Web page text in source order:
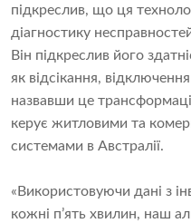
підкреслив, що ця
діагностику
Він підкреслив його
як відсікання,
назвавши це
керує житловими та
системами в Австралії.
«Використовуючи дані з
кожні п’ять хвилин, наш